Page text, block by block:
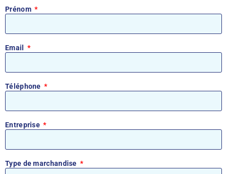
Prénom
Email
Téléphone
Entreprise
Type de marchandise